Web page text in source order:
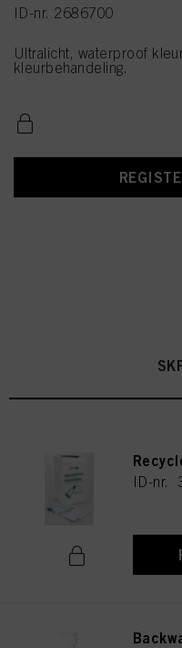
ID-nr. 2686700
Ultralicht, waterproof
kleurbehandeling.
ID-nr.